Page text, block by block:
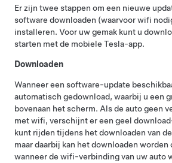
Er zijn twee stappen om een nieuwe
software downloaden (waarvoor wifi
installeren. Voor uw gemak kunt u
starten met de mobiele Tesla-app.
Downloaden
Wanneer een software-update
automatisch gedownload, waarbij u een
bovenaan het scherm. Als de auto geen
met wifi, verschijnt er een geel
kunt rijden tijdens het downloaden van
maar daarbij kan het downloaden worden
wanneer de wifi-verbinding van uw auto